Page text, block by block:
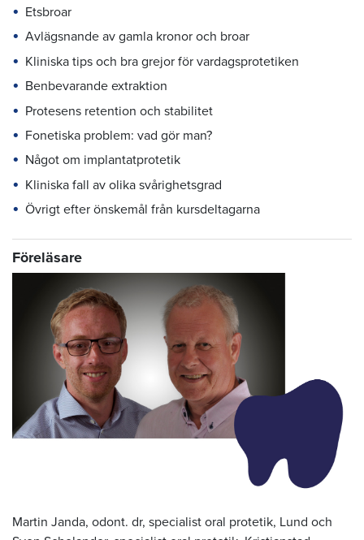
Etsbroar
Avlägsnande av gamla kronor och broar
Kliniska tips och bra grejor för vardagsprotetiken
Benbevarande extraktion
Protesens retention och stabilitet
Fonetiska problem: vad gör man?
Något om implantatprotetik
Kliniska fall av olika svårighetsgrad
Övrigt efter önskemål från kursdeltagarna
Föreläsare
Martin Janda, odont. dr, specialist oral protetik, Lund och